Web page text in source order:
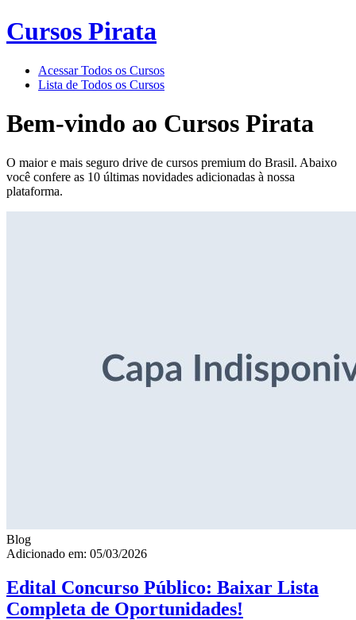
Cursos Pirata
Acessar Todos os Cursos
Lista de Todos os Cursos
Bem-vindo ao Cursos Pirata
O maior e mais seguro drive de cursos premium do Brasil. Abaixo
você confere as 10 últimas novidades adicionadas à nossa
plataforma.
Blog
Adicionado em: 05/03/2026
Edital Concurso Público: Baixar Lista
Completa de Oportunidades!